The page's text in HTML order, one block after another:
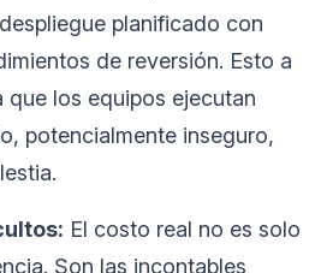
planificado con
de reversión. Esto a
que los equipos ejecutan
potencialmente inseguro,
El costo real no es solo
Son las incontables